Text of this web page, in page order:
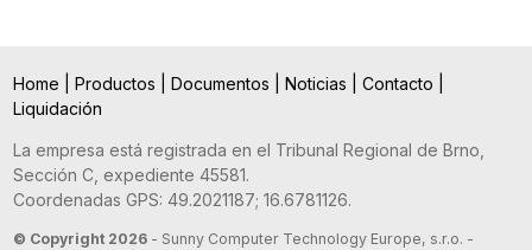
Home Productos Documentos Noticias Contacto
Liquidación
La empresa está registrada en el Tribunal Regional de Brno,
Sección C, expediente 45581.
Coordenadas GPS: 49.2021187; 16.6781126.
© Copyright 2026- Sunny Computer Technology Europe, s.r.o. -